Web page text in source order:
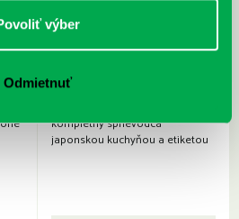
výber
Odmietnuť
kompletný sprievodca
japonskou kuchyňou a etiketou